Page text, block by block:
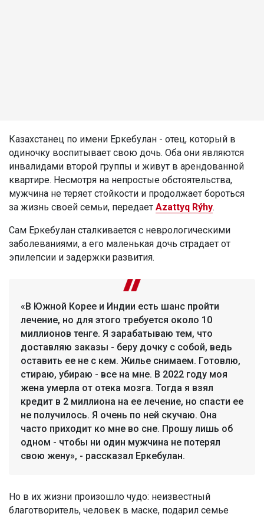
Казахстанец по имени Еркебулан - отец, который в
одиночку воспитывает свою дочь. Оба они являются
инвалидами второй группы и живут в арендованной
квартире. Несмотря на непростые обстоятельства,
мужчина не теряет стойкости и продолжает бороться
за жизнь своей семьи, передает Azattyq Rýhy.
Сам Еркебулан сталкивается с неврологическими
заболеваниями, а его маленькая дочь страдает от
эпилепсии и задержки развития.
«В Южной Корее и Индии есть шанс пройти
лечение, но для этого требуется около 10
миллионов тенге. Я зарабатываю тем, что
доставляю заказы - беру дочку с собой, ведь
оставить ее не с кем. Жилье снимаем. Готовлю,
стираю, убираю - все на мне. В 2022 году моя
жена умерла от отека мозга. Тогда я взял
кредит в 2 миллиона на ее лечение, но спасти ее
не получилось. Я очень по ней скучаю. Она
часто приходит ко мне во сне. Прошу лишь об
одном - чтобы ни один мужчина не потерял
свою жену», - рассказал Еркебулан.
Но в их жизни произошло чудо: неизвестный
благотворитель, человек в маске, подарил семье